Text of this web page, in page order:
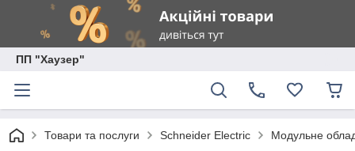
ПП "Хаузер"
Товари та послуги Schneider Electric Модульне